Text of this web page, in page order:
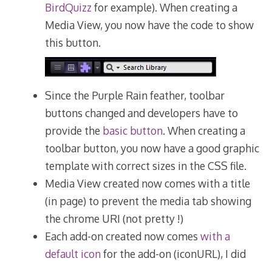
BirdQuizz for example). When creating a
Media View, you now have the code to show
this button.
Since the Purple Rain feather, toolbar
buttons changed and developers have to
provide the basic button. When creating a
toolbar button, you now have a good graphic
template with correct sizes in the CSS file.
Media View created now comes with a title
(in page) to prevent the media tab showing
the chrome URI (not pretty !)
Each add-on created now comeswith a
default iconfor the add-on (iconURL), I did